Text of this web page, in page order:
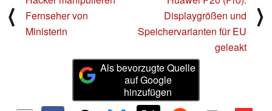
⟨
Fernseher von
Ministerin
Displaygrößen und
Speichervarianten für EU
geleakt
⟩
Als bevorzugte Quelle
auf Google
hinzufügen